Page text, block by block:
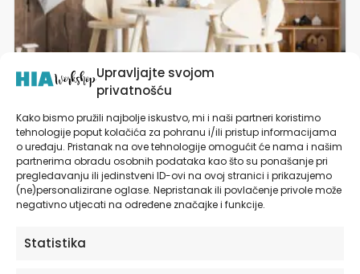
Upravljajte svojom
privatnošću
Kako bismo pružili najbolje iskustvo, mi i naši partneri koristimo
tehnologije poput kolačića za pohranu i/ili pristup informacijama
o uređaju. Pristanak na ove tehnologije omogućit će nama i našim
partnerima obradu osobnih podataka kao što su ponašanje pri
pregledavanju ili jedinstveni ID-ovi na ovoj stranici i prikazujemo
(ne)personalizirane oglase. Nepristanak ili povlačenje privole može
negativno utjecati na određene značajke i funkcije.
Statistika
Naljepnica s imenom za zid dječje sobe Medvjed |
Bear’s Secret Life | HIAWorkshop®
od19,90€